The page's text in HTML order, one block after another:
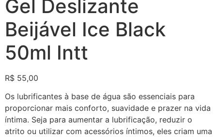
Gel Deslizante
Beijável Ice Black
50ml Intt
R$ 55,00
Os lubrificantes à base de água são essenciais para
proporcionar mais conforto, suavidade e prazer na vida
íntima. Seja para aumentar a lubrificação, reduzir o
atrito ou utilizar com acessórios íntimos, eles criam uma